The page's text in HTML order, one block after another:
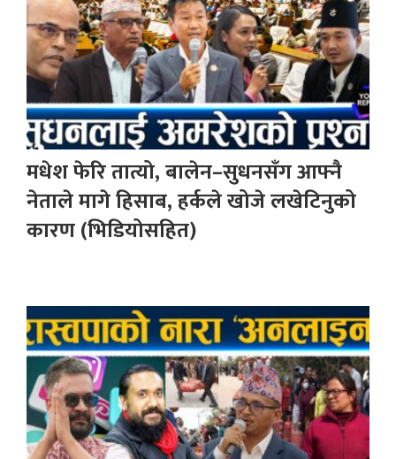
मधेश फेरि तात्यो, बालेन–सुधनसँग आफ्नै
नेताले मागे हिसाब, हर्कले खोजे लखेटिनुको
कारण (भिडियोसहित)